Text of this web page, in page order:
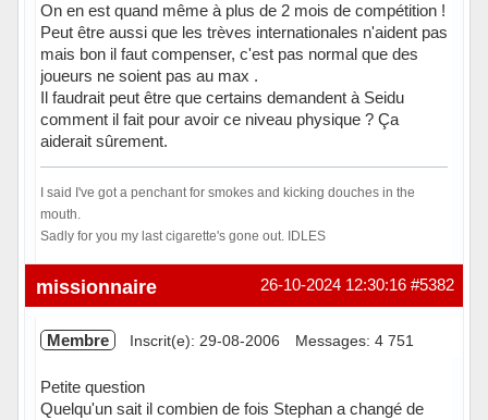
On en est quand même à plus de 2 mois de compétition !
Peut être aussi que les trèves internationales n'aident pas
mais bon il faut compenser, c'est pas normal que des
joueurs ne soient pas au max .
Il faudrait peut être que certains demandent à Seidu
comment il fait pour avoir ce niveau physique ? Ça
aiderait sûrement.
I said I've got a penchant for smokes and kicking douches in the
mouth.
Sadly for you my last cigarette's gone out. IDLES
Hors ligne #5382
26-10-2024 12:30:16
missionnaire
Membre Inscrit(e): 29-08-2006 Messages: 4 751
Petite question
Quelqu'un sait il combien de fois Stephan a changé de